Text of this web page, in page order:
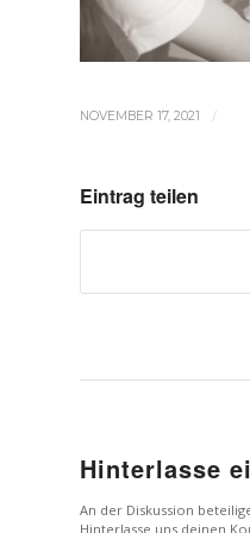
NOVEMBER 17, 2021 /
Eintrag teilen
Hinterlasse
An der Diskussion
Hinterlasse uns deinen